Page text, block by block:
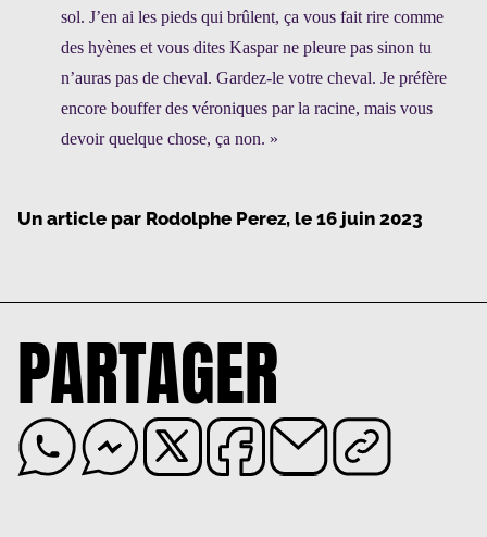
sol. J’en ai les pieds qui brûlent, ça vous fait rire comme
des hyènes et vous dites Kaspar ne pleure pas sinon tu
n’auras pas de cheval. Gardez-le votre cheval. Je préfère
encore bouffer des véroniques par la racine, mais vous
devoir quelque chose, ça non. »
Un article par Rodolphe Perez, le 16 juin 2023
PARTAGER